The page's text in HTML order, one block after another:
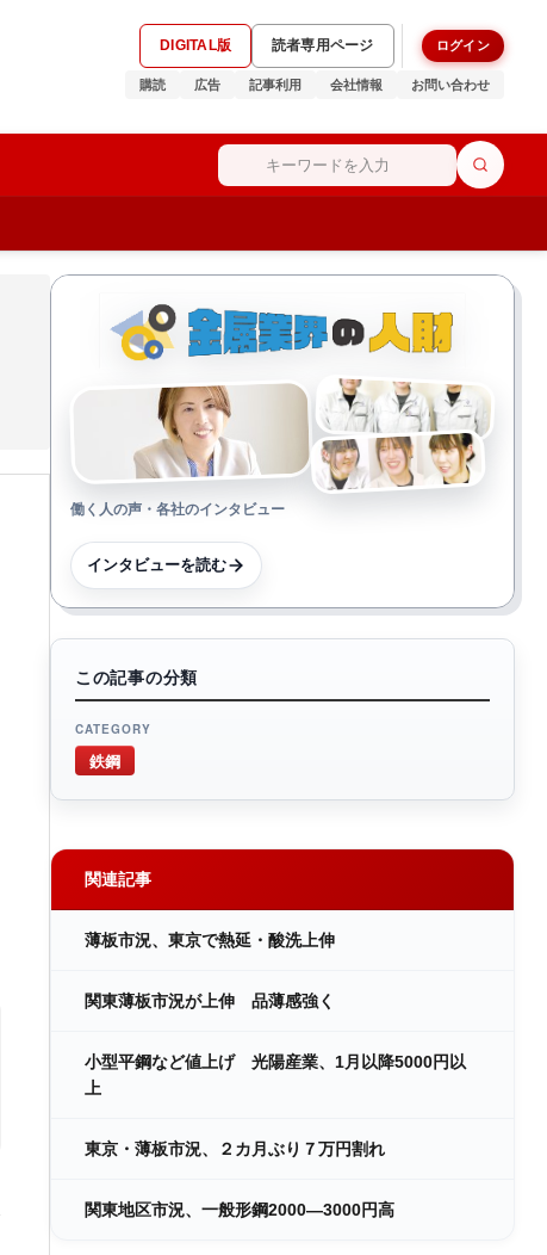
DIGITAL版 読者専用ページ ログイン
購読 広告 記事利用 会社情報 お問い合わせ
働く人の声・各社のインタビュー
インタビューを読む
この記事の分類
CATEGORY
鉄鋼
関連記事
薄板市況、東京で熱延・酸洗上伸
関東薄板市況が上伸 品薄感強く
小型平鋼など値上げ 光陽産業、1月以降5000円以
上
東京・薄板市況、２カ月ぶり７万円割れ
関東地区市況、一般形鋼2000―3000円高